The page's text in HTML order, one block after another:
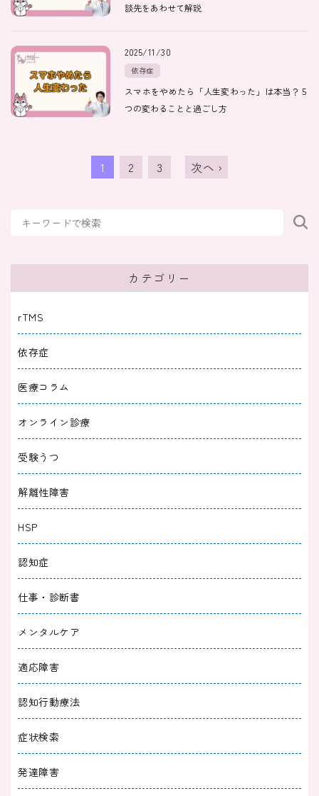
談先をあわせて解説
2025/11/30
依存症
スマホをやめたら「人生変わった」は本当？５
つの変わることと過ごし方
1 2 3 次へ ›
カテゴリー
rTMS
依存症
医療コラム
オンライン診療
受験うつ
解離性障害
HSP
認知症
仕事・診断書
メンタルケア
適応障害
認知行動療法
症状検索
発達障害